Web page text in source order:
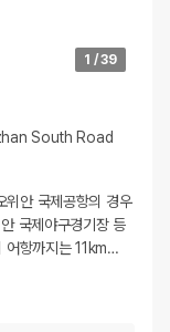
1 /39
South Road
위안 국제공항의 경우
국제야구경기장 등
어항까지는 11km…